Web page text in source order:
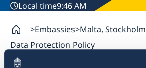
Local time9:46 AM
Embassies Malta, Stockholm
Data Protection Policy